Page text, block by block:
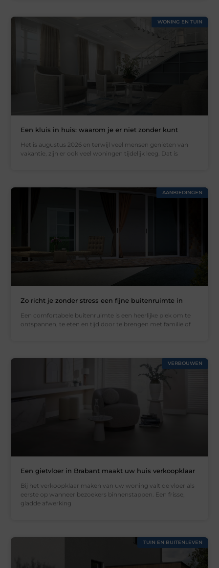
WONING EN TUIN
Een kluis in huis: waarom je er niet zonder kunt
Het is augustus 2026 en terwijl veel mensen genieten van
vakantie, zijn er ook veel woningen tijdelijk leeg. Dat is
AANBIEDINGEN
Zo richt je zonder stress een fijne buitenruimte in
Een comfortabele buitenruimte is een heerlijke plek om te
ontspannen, te eten en tijd door te brengen met familie of
VERBOUWEN
Een gietvloer in Brabant maakt uw huis verkoopklaar
Bij het verkoopklaar maken van uw woning valt de vloer als
eerste op wanneer bezoekers binnenstappen. Een frisse,
gladde afwerking
TUIN EN BUITENLEVEN